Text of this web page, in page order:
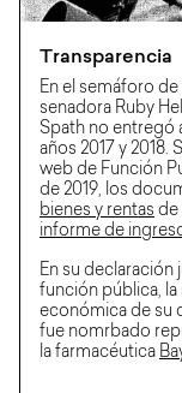
Transparencia
En el semáforo
senadora Ruby
Spath no entregó
años 2017 y 2018.
web de Función
de 2019, los
bienes y rentas de
informe de
En su declaración
función pública, la
económica de su
fue nomrbado
la farmacéutica